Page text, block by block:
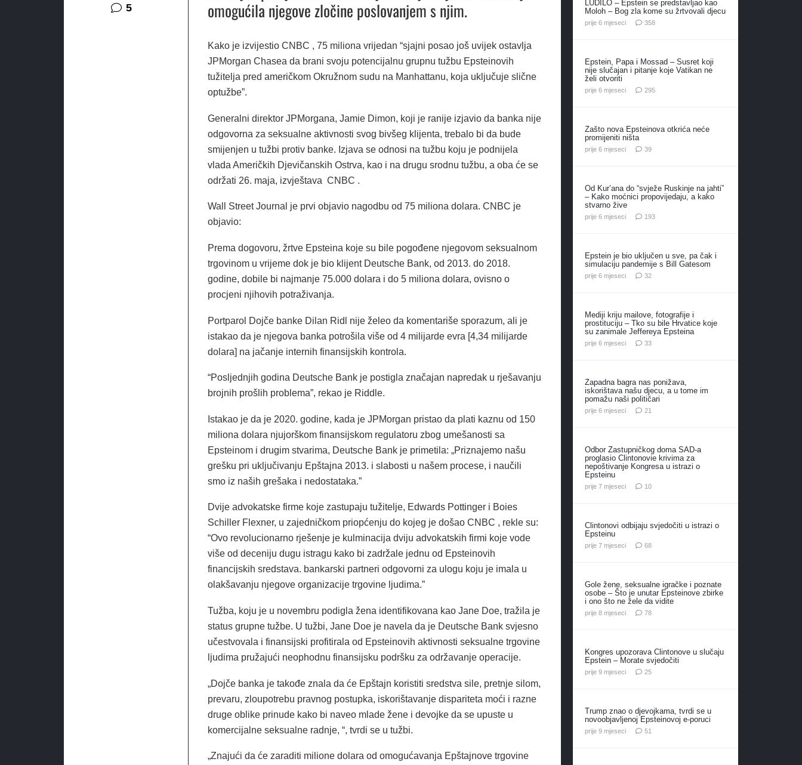
5komentara omogućila njegove zločine poslovanjem s njim.
Kako je izvijestio CNBC , 75 miliona vrijedan “sjajni posao još uvijek ostavlja
JPMorgan Chasea da brani svoju potencijalnu grupnu tužbu Epsteinovih
tužitelja pred američkom Okružnom sudu na Manhattanu, koja uključuje slične
optužbe”.
Generalni direktor JPMorgana, Jamie Dimon, koji je ranije izjavio da banka nije
odgovorna za seksualne aktivnosti svog bivšeg klijenta, trebalo bi da bude
smijenjen u tužbi protiv banke. Izjava se odnosi na tužbu koju je podnijela
vlada Američkih Djevičanskih Ostrva, kao i na drugu srodnu tužbu, a oba će se
održati 26. maja, izvještava CNBC .
Wall Street Journal je prvi objavio nagodbu od 75 miliona dolara. CNBC je
objavio:
Prema dogovoru, žrtve Epsteina koje su bile pogođene njegovom seksualnom
trgovinom u vrijeme dok je bio klijent Deutsche Bank, od 2013. do 2018.
godine, dobile bi najmanje 75.000 dolara i do 5 miliona dolara, ovisno o
procjeni njihovih potraživanja.
Portparol Dojče banke Dilan Ridl nije želeo da komentariše sporazum, ali je
istakao da je njegova banka potrošila više od 4 milijarde evra [4,34 milijarde
dolara] na jačanje internih finansijskih kontrola.
“Posljednjih godina Deutsche Bank je postigla značajan napredak u rješavanju
brojnih prošlih problema”, rekao je Riddle.
Istakao je da je 2020. godine, kada je JPMorgan pristao da plati kaznu od 150
miliona dolara njujorškom finansijskom regulatoru zbog umešanosti sa
Epsteinom i drugim stvarima, Deutsche Bank je primetila: „Priznajemo našu
grešku pri uključivanju Epštajna 2013. i slabosti u našem procese, i naučili
smo iz naših grešaka i nedostataka.”
Dvije advokatske firme koje zastupaju tužitelje, Edwards Pottinger i Boies
Schiller Flexner, u zajedničkom priopćenju do kojeg je došao CNBC , rekle su:
“Ovo revolucionarno rješenje je kulminacija dviju advokatskih firmi koje vode
više od deceniju dugu istragu kako bi zadržale jednu od Epsteinovih
financijskih sredstava. bankarski partneri odgovorni za ulogu koju je imala u
olakšavanju njegove organizacije trgovine ljudima.”
Tužba, koju je u novembru podigla žena identifikovana kao Jane Doe, tražila je
status grupne tužbe. U tužbi, Jane Doe je navela da je Deutsche Bank svjesno
učestvovala i finansijski profitirala od Epsteinovih aktivnosti seksualne trgovine
ljudima pružajući neophodnu finansijsku podršku za održavanje operacije.
„Dojče banka je takođe znala da će Epštajn koristiti sredstva sile, pretnje silom,
prevaru, zloupotrebu pravnog postupka, iskorištavanje dispariteta moći i razne
druge oblike prinude kako bi naveo mlade žene i devojke da se upuste u
komercijalne seksualne radnje, “, tvrdi se u tužbi.
„Znajući da će zaraditi milione dolara od omogućavanja Epštajnove trgovine
LUDILO – Epstein se predstavljao kao
Moloh – Bog zla kome su žrtvovali djecu
prije 6 mjeseci 358komentara
Epstein, Papa i Mossad – Susret koji
nije slučajan i pitanje koje Vatikan ne
želi otvoriti
prije 6 mjeseci 295komentara
Zašto nova Epsteinova otkrića neće
promijeniti ništa
prije 6 mjeseci 39komentara
Od Kur’ana do “svježe Ruskinje na jahti”
– Kako moćnici propovijedaju, a kako
stvarno žive
prije 6 mjeseci 193komentara
Epstein je bio uključen u sve, pa čak i
simulaciju pandemije s Bill Gatesom
prije 6 mjeseci 32komentara
Mediji kriju mailove, fotografije i
prostituciju – Tko su bile Hrvatice koje
su zanimale Jeffereya Epsteina
prije 6 mjeseci 33komentara
Zapadna bagra nas ponižava,
iskorištava našu djecu, a u tome im
pomažu naši političari
prije 6 mjeseci 21
Odbor Zastupničkog doma SAD-a
proglasio Clintonovie krivima za
nepoštivanje Kongresa u istrazi o
Epsteinu
prije 7 mjeseci 10komentara
Clintonovi odbijaju svjedočiti u istrazi o
Epsteinu
prije 7 mjeseci 68komentara
Gole žene, seksualne igračke i poznate
osobe – Što je unutar Epsteinove zbirke
i ono što ne žele da vidite
prije 8 mjeseci 78komentara
Kongres upozorava Clintonove u slučaju
Epstein – Morate svjedočiti
prije 9 mjeseci 25komentara
Trump znao o djevojkama, tvrdi se u
novoobjavljenoj Epsteinovoj e-poruci
prije 9 mjeseci 51